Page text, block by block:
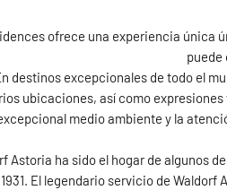
ofrece una experiencia única
puede
destinos excepcionales de todo el
ubicaciones, así como
medio ambiente y la
Astoria ha sido el hogar de algunos
El legendario servicio de